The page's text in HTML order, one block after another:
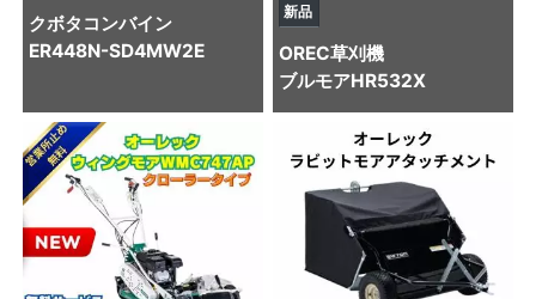
クボタ コンバイン
ER448N-SD4MW2E
新品
OREC草刈機
ブルモアHR532X